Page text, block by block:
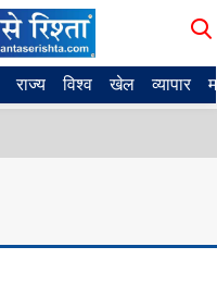
राज्य विश्व खेल व्यापार